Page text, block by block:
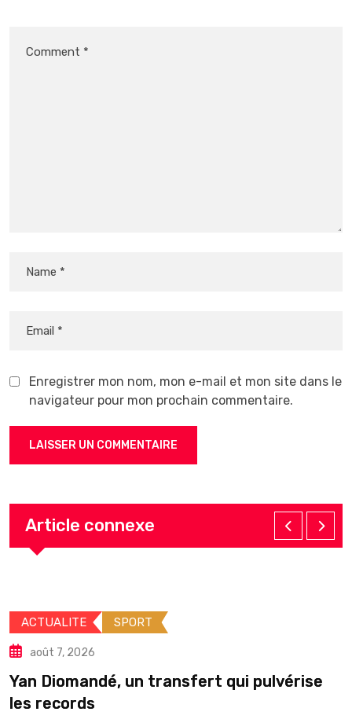
Enregistrer mon nom, mon e-mail et mon site dans le
navigateur pour mon prochain commentaire.
Article connexe
ACTUALITE SPORT
août 7, 2026
Diomandé, un transfert qui pulvérise
records